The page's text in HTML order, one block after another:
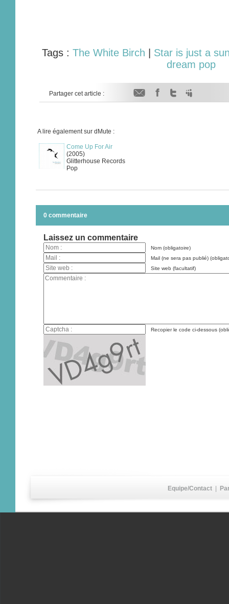
Tags : The White Birch
Star is just a
dream pop
Partager cet article :
A lire également sur dMute :
Come Up For Air
(2005)
Glitterhouse Records
Pop
0 commentaire
Laissez un commentaire
Nom (obligatoire)
Mail (ne sera pas publié)
Site web (facultatif)
Recopier le code ci-dessous
Equipe/Contact